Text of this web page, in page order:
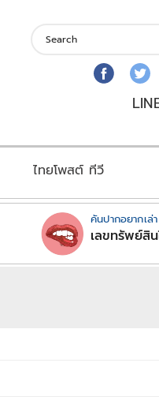
ไทยโพสต์ ทีวี
คันปากอยากเล่า
เลขทรัพย์สิน